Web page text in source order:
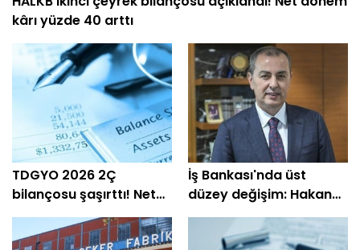
kârı yüzde 40 arttı
TDGYO 2026 2Ç
bilançosu şaşırttı! Net
kâr yüzde 105 bin arttı
İş Bankası'nda üst
düzey değişim: Hakan
Aran görevini
devrediyor